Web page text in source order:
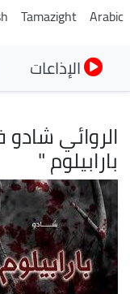
Arabic
Tamazight
الإذاعات
الروائي
بارابيلوم "
الصورة